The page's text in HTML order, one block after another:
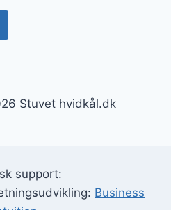
Stuvet hvidkål.dk
support:
Business